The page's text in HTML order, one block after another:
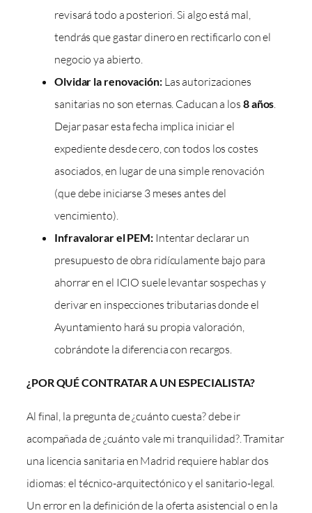
revisará todo a posteriori. Si algo está mal,
tendrás que gastar dinero en rectificarlo con el
negocio ya abierto.
Olvidar la renovación:Las autorizaciones
sanitarias no son eternas. Caducan a los 8 años
Dejar pasar esta fecha implica iniciar el
expediente desde cero, con todos los costes
asociados, en lugar de una simple renovación
(que debe iniciarse 3 meses antes del
vencimiento).
Infravalorar el PEM: Intentar declarar un
presupuesto de obra ridículamente bajo para
ahorrar en el ICIO suele levantar sospechas y
derivar en inspecciones tributarias donde el
Ayuntamiento hará su propia valoración,
cobrándote la diferencia con recargos.
¿POR QUÉ CONTRATAR A UN ESPECIALISTA?
Al final, la pregunta de ¿cuánto cuesta? debe ir
acompañada de ¿cuánto vale mi tranquilidad?. Tramitar
una licencia sanitaria en Madrid requiere hablar dos
idiomas: el técnico-arquitectónico y el sanitario-legal.
Un error en la definición de la oferta asistencial o en la